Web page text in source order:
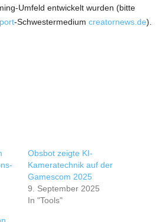
Umfeld entwickelt wurden (bitte
-Schwestermedium creatornews.de).
Obsbot zeigte KI-
Kameratechnik auf der
Gamescom 2025
9. September 2025
In "Tools"